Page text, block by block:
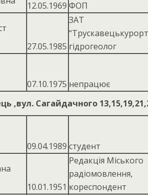
12.05.1969 ФОП
27.05.1985
ЗАТ
гідрогеолог
07.10.1975 непрацює
,вул. Сагайдачного
09.04.1989 студент
10.01.1951
Редакція Міського
радіомовлення,
кореспондент